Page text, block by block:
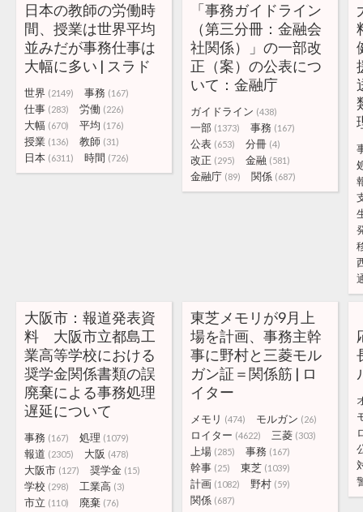
日本の教師の労働時
間、授業は世界平均
並みだが事務仕事は
大幅に多い | スラド
世界 (2149) 事務 (167)
仕事 (283) 労働 (226)
大幅 (670) 平均 (176)
授業 (136) 教師 (31)
日本 (6311) 時間 (726)
「事務ガイドライン
（第三分冊：金融会
社関係）」の一部改
正（案）の公表につ
いて：金融庁
ガイドライン (438)
一部 (1373) 事務 (167)
公表 (653) 分冊 (4)
改正 (295) 金融 (581)
金融庁 (89) 関係 (687)
大阪市：報道発表資
料 大阪市立都島工
業高等学校における
奨学金関係書類の誤
廃棄による事務処理
遅延について
事務 (167) 処理 (1079)
報道 (2305) 大阪 (478)
大阪市 (127) 奨学金 (15)
学校 (298) 工業高 (3)
市立 (110) 廃棄 (76)
東芝メモリが9月上
場を計画、事務主幹
事に野村と三菱モル
ガン証＝関係筋 | ロ
イター
メモリ (474) モルガン (26)
ロイター (4622) 三菱 (303)
上場 (285) 事務 (167)
幹事 (25) 東芝 (1039)
計画 (1082) 野村 (59)
関係 (687)